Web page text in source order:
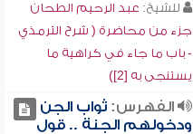
للشيخ: عبد الرحيم الطحان
جزء من محاضرة ( شرح الترمذي
- باب ما جاء في كراهية ما
يستنجى به [2])
الفهرس:ثواب الجن
ودخولهم الجنة .. قول